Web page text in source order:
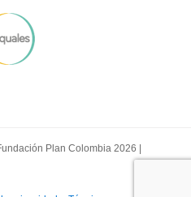
Plan Colombia 2026 |